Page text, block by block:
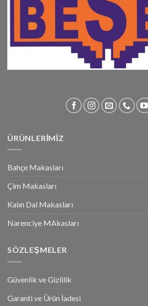
ÜRÜNLERİMİZ
Bahçe Makasları
Çim Makasları
Kalın Dal Makasları
Narenciye MAkasları
SÖZLEŞMELER
Güvenlik ve Gizlilik
Garanti ve Ürün İadesi